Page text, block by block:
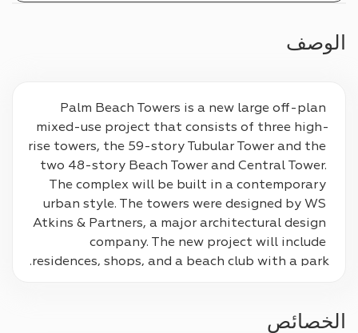
الوصف
Palm Beach Towers is a new large off-plan
mixed-use project that consists of three high-
rise towers, the 59-story Tubular Tower and the
two 48-story Beach Tower and Central Tower.
The complex will be built in a contemporary
urban style. The towers were designed by WS
Atkins & Partners, a major architectural design
company. The new project will include
residences, shops, and a beach club with a park.
الخصائص